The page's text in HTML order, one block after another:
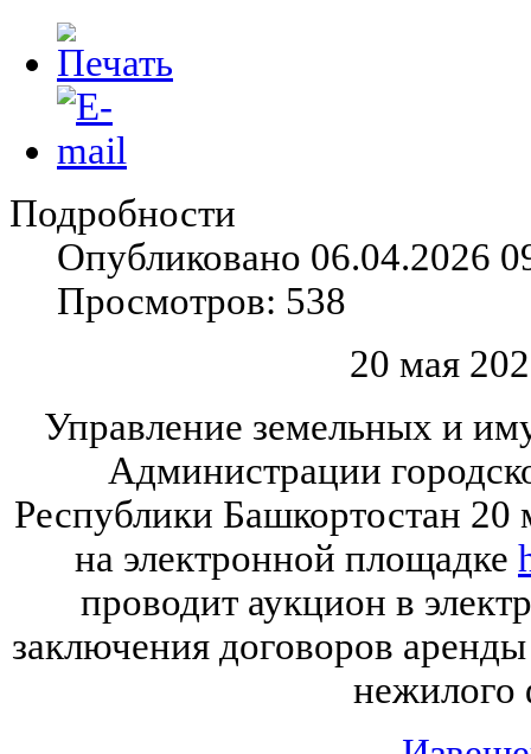
Подробности
Опубликовано 06.04.2026
Просмотров: 538
20 мая
Управление земельных и
Администрации
Республики Башкортостан 20
на электронной площадке
проводит аукцион в
заключения договоров
нежилого